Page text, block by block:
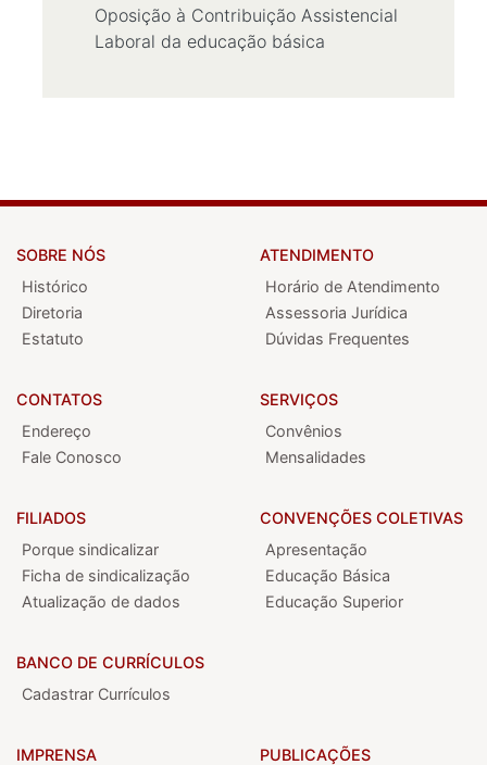
Oposição à Contribuição Assistencial
Laboral da educação básica
SOBRE NÓS
Histórico
Diretoria
Estatuto
CONTATOS
Endereço
Fale Conosco
ATENDIMENTO
Horário de Atendimento
Assessoria Jurídica
Dúvidas Frequentes
SERVIÇOS
Convênios
Mensalidades
FILIADOS
Porque sindicalizar
Ficha de sindicalização
Atualização de dados
BANCO DE CURRÍCULOS
Cadastrar Currículos
CONVENÇÕES COLETIVAS
Apresentação
Educação Básica
Educação Superior
IMPRENSA
PUBLICAÇÕES